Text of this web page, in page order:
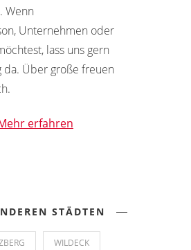
Wenn
Unternehmen oder
lass uns gern
da. Über große freuen
erfahren
STÄDTEN
WILDECK